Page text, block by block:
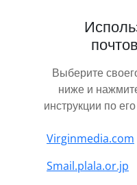
Выберите
ниже и
инструкции по
Virginmedia.com
Smail.plala.or.jp